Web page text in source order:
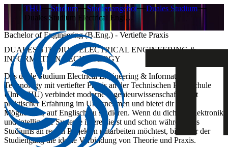
THU Studium Studienangebot
Duales Studium
Duales Studium Electrical Engi…
Bachelor of Engineering (B.Eng.) - Vertiefte Praxis
DUALES STUDIUM ELECTRICAL ENGINEERING &
INFORMATION TECHNOLOGY
Das duale Studium Electrical Engineering & Information
Technology mit vertiefter Praxis an der Technischen Hochschule
Ulm (THU) verbindet moderne Ingenieurwissenschaften mit
praktischer Erfahrung im Unternehmen und bietet dir die
Möglichkeit, auf Englisch zu studieren. Wenn du dich für Elektronik
und intelligente Systeme interessierst und schon während des
Studiums an realen Projekten mitarbeiten möchtest, bietet dir der
Studiengang die ideale Verbindung von Theorie und Praxis.